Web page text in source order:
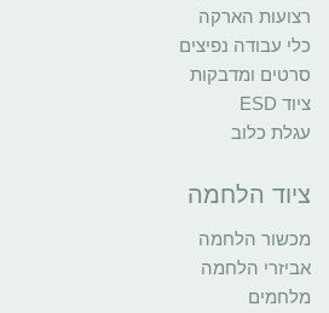
רצועות הארקה
כלי עבודה נפיצים
סרטים ומדבקות
ציוד ESD
עגלת כלוב
ציוד הלחמה
מכשור הלחמה
אביזרי הלחמה
מלחמים